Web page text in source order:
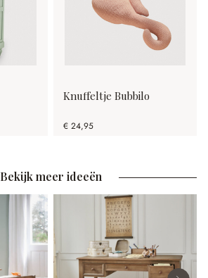
Knuffeltje Bubbilo
€ 24,95
Bekijk meer ideeën